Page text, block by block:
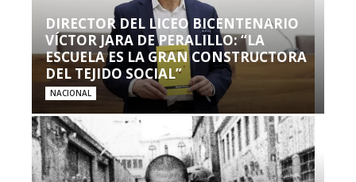
DIRECTOR DEL LICEO BICENTENARIO
VÍCTOR JARA DE PERALILLO: “LA
ESCUELA ES LA GRAN CONSTRUCTORA
DEL TEJIDO SOCIAL”
NACIONAL